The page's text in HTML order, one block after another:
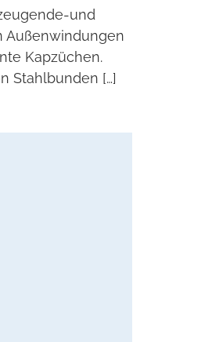
und
Außenwindungen
Kapzüchen.
Stahlbunden […]